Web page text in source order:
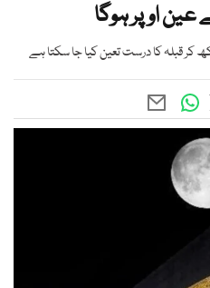
عین اوپر ہوگا
قبلہ کا درست تعین کیا جا سکتا ہے